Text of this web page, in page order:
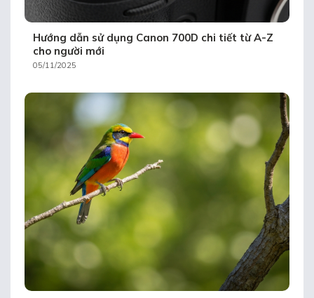
Hướng dẫn sử dụng Canon 700D chi tiết từ A-Z
cho người mới
05/11/2025